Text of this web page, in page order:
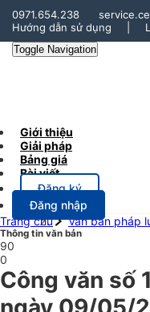
0971.654.238
Hướng dẫn sử dụng
Toggle Navigation
Giới thiệu
Giải pháp
Bảng giá
Bài viết
Đăng ký
Đăng nhập
Trang chủ
Văn bản pháp
Thông tin văn bản
90
0
Công văn số